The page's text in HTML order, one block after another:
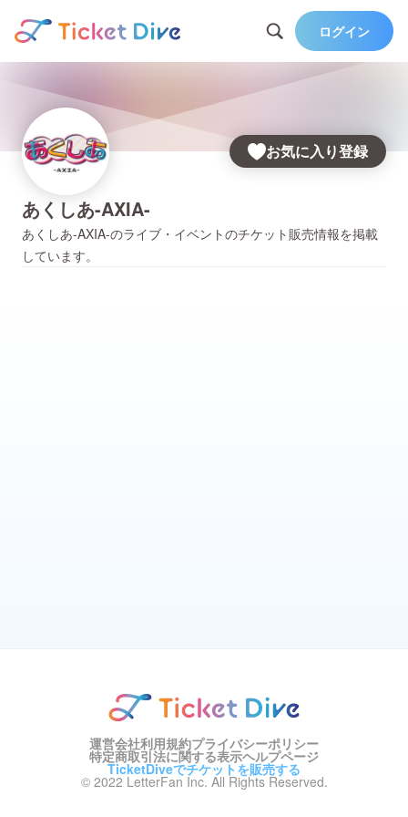
ログイン
お気に入り登録
あくしあ-AXIA-
あくしあ-AXIA-のライブ・イベントのチケット販売情報を掲載
しています。
運営会社利用規約プライバシーポリシー
特定商取引法に関する表示ヘルプページ
TicketDiveでチケットを販売する
© 2022 LetterFan Inc. All Rights Reserved.